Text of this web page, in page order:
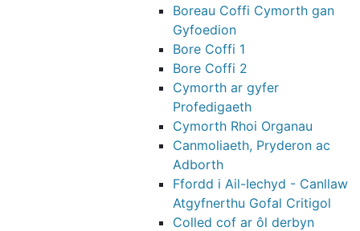
Boreau Coffi Cymorth gan
Gyfoedion
Bore Coffi 1
Bore Coffi 2
Cymorth ar gyfer
Profedigaeth
Cymorth Rhoi Organau
Canmoliaeth, Pryderon ac
Adborth
Ffordd i Ail-Iechyd - Canllaw
Atgyfnerthu Gofal Critigol
Colled cof ar ôl derbyn